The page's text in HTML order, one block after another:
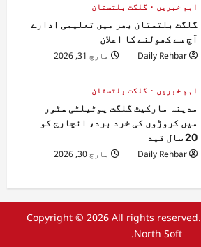
اہم خبریں
گلگت بلتستان
گلگت بلتستان بھر میں تعلیمی ادارے
آج سے کھولنے کا اعلان
Daily Rehbar
مارچ 31, 2026
اہم خبریں
گلگت بلتستان
مدینہ مارکیٹ گلگت یوٹیلٹی سٹور
میں کروڑوں کی خرد برد، انچارج کو
20 سال قید
Daily Rehbar
مارچ 30, 2026
Copyright © 2026 All rights reserved.
North Soft.